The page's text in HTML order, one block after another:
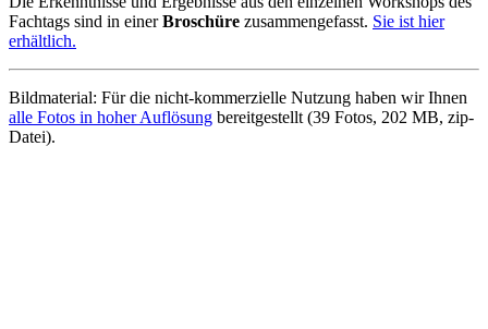
Fachtags sind in einerBroschüre zusammengefasst. Sie ist hier
erhältlich.
Bildmaterial: Für die nicht-kommerzielle Nutzung haben wir Ihnen
alle Fotos in hoher Auflösung bereitgestellt (39 Fotos, 202 MB, zip-
Datei).